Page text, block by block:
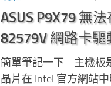
ASUS P9X79 無
82579V 網路卡驅
簡單筆記一下… 主機板
晶片在 Intel 官方網站